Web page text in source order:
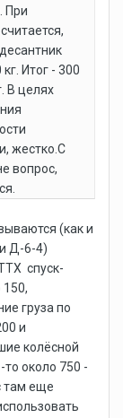
При
Итог - 300
В целях
жестко.С
вопрос,
(как и
Д-6-4)
спуск-
груза по
и
колёсной
то около 750 -
там еще